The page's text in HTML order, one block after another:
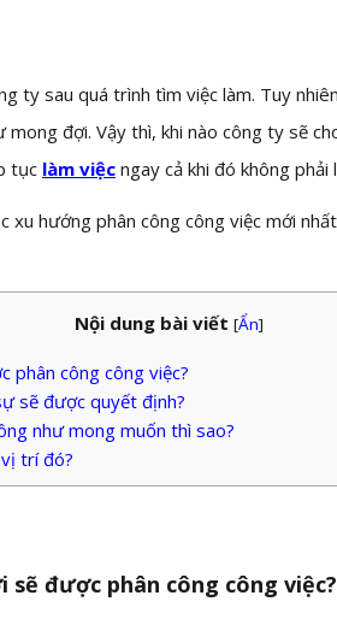
ty sau quá trình tìm việc làm. Tuy
mong đợi. Vậy thì, khi nào công ty sẽ
tục làm việc ngay cả khi đó không phải
xu hướng phân công công việc mới
Nội dung bài viết [Ẩn]
phân công công việc?
sẽ được quyết định?
như mong muốn thì sao?
trí đó?
sẽ được phân công công việc?